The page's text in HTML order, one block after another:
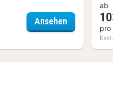
Ansehen Clayton
ab
pro